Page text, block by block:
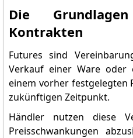
Die
Kontrakten
Futures sind
Verkauf einer Ware oder
einem vorher festgelegten
zukünftigen Zeitpunkt.
Händler nutzen diese
Preisschwankungen